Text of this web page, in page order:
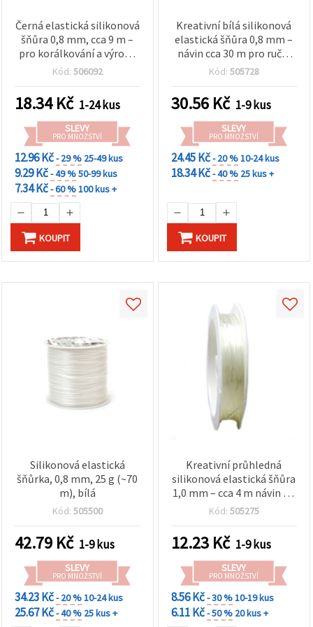
Černá elastická silikonová
šňůra 0,8 mm, cca 9 m –
pro korálkování a výrobu
šperků
Kód: 506092
18.34Kč 1-24 kus
SLEVY
PRO MNOŽSTVÍ
12.96 Kč- 29 % 25-49 kus
9.29 Kč- 49 %50-99 kus
7.34 Kč- 60 %100 kus +
KOUPIT
Kreativní bílá silikonová
elastická šňůra 0,8 mm –
návin cca 30 m pro ruční
výrobu šperků,
Kód: 505728
30.56 Kč 1-9 kus
SLEVY
PRO MNOŽSTVÍ
24.45 Kč- 20 %10-24 kus
18.34 Kč- 40 % 25 kus +
KOUPIT
Silikonová elastická
šňůrka, 0,8 mm, 25 g (~70
m), bílá
Kód: 505500
42.79 Kč 1-9 kus
SLEVY
PRO MNOŽSTVÍ
34.23 Kč- 20 %10-24 kus
25.67 Kč- 40 % 25 kus +
Kreativní průhledná
silikonová elastická šňůra
1,0 mm – cca 4 m návin na
handmade šperky,
Kód: 505275
12.23 Kč 1-9 kus
SLEVY
PRO MNOŽSTVÍ
8.56 Kč- 30 %10-19 kus
6.11 Kč- 50 % 20 kus +